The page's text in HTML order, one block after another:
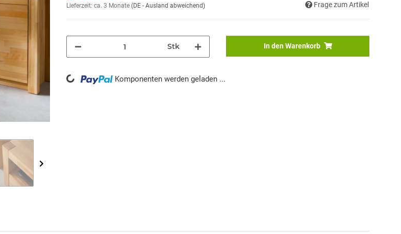
Lieferzeit: ca. 3 Monate (DE - Ausland abweichend) Frage zum Artikel
Stk In den Warenkorb
Loading... Komponenten werden geladen ...